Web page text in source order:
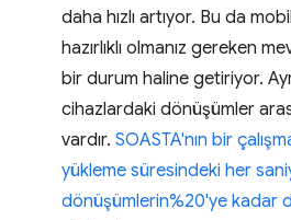
daha hızlı artıyor. Bu da
hazırlıklı olmanız gereken
bir durum haline getiriyor.
cihazlardaki dönüşümler
vardır. SOASTA'nın bir
yükleme süresindeki her
dönüşümlerin%20'ye kadar